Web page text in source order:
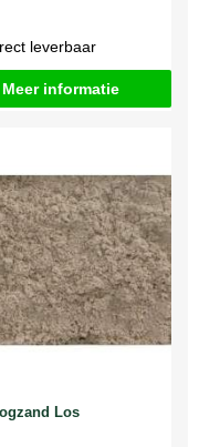
leverbaar
Meer informatie
Los